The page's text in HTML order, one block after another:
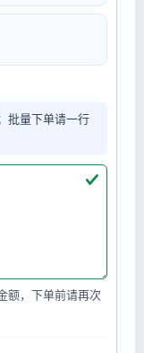
批量下单请一行
额，下单前请再次